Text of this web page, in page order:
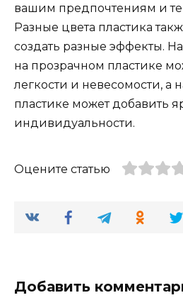
вашим предпочтениям и
Разные цвета пластика
создать разные эффекты.
на прозрачном пластике
легкости и невесомости, а
пластике может добавить
индивидуальности.
Оцените статью
Добавить